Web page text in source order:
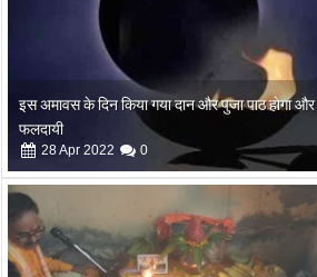
रामनवमी के दिन गायत्री महायज्ञ व सामुहिक पूर्णाहुति सम्पन्न
10Apr 2022 0